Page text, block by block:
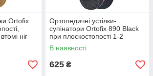
Ortofix
ніг
Ортопедичні устілки-
супінатори Ortofix 890 Black
при плоскостопості 1-2
ступеня та болях у ногах
В наявності
625 ₴